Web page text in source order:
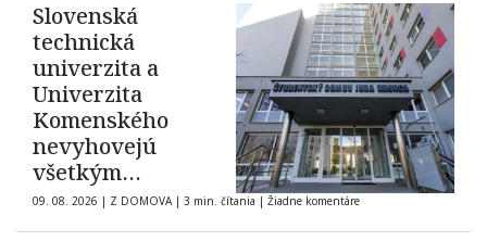
Slovenská
technická
univerzita a
Univerzita
Komenského
nevyhovejú
všetkým
žiadostiam o
ubytovanie na
09. 08. 2026 | Z DOMOVA | 3 min. čítania | Žiadne komentáre